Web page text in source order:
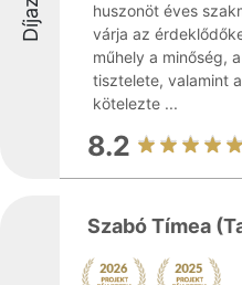
huszonöt éves
várja az
műhely a minőség,
tisztelete, valamint
kötelezte ...
8.2
Szabó Tímea